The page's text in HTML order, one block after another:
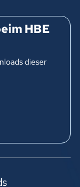
HBE
dieser